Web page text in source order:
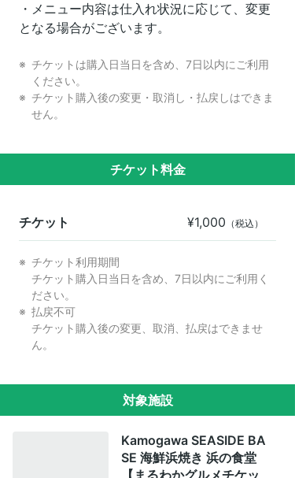
・メニュー内容は仕入れ状況に応じて、変更
となる場合がございます。
チケットは購入日当日を含め、7日以内にご利用
ください。
チケット購入後の変更・取消し・払戻しはできま
せん。
チケット料金
チケット ¥1,000 （税込）
チケット利用期間
チケット購入日当日を含め、7日以内にご利用く
ださい。
払戻不可
チケット購入後の変更、取消、払戻はできませ
ん。
対象施設
Kamogawa SEASIDE BA
SE 海鮮浜焼き 浜の食堂